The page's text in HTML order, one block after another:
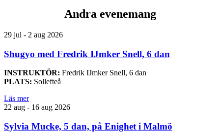
Andra evenemang
29 jul - 2 aug 2026
Shugyo med Fredrik IJmker Snell, 6 dan
INSTRUKTÖR: Fredrik IJmker Snell, 6 dan
PLATS: Sollefteå
Läs mer
22 aug - 16 aug 2026
Sylvia Mucke, 5 dan, på Enighet i Malmö